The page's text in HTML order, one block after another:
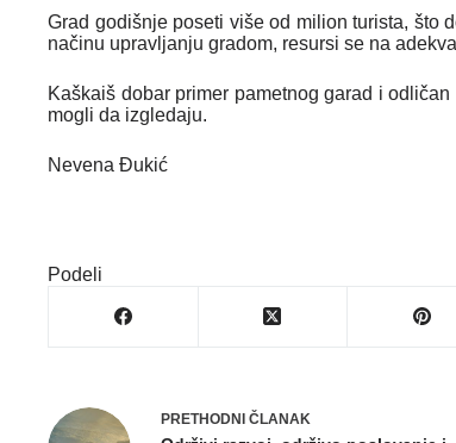
Grad godišnje poseti više od milion turista, što
načinu upravljanju gradom, resursi se na
Kaškaiš dobar primer pametnog garad i
mogli da izgledaju.
Nevena Đukić
Podeli
PRETHODNI ČLANAK